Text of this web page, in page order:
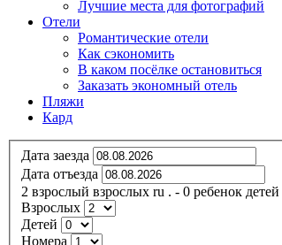
Лучшие места для фотографий
Отели
Романтические отели
Как сэкономить
В каком посёлке остановиться
Заказать экономный отель
Пляжи
Кард
Дата заезда
Дата отъезда
2 взрослый взрослых ru . - 0 ребенок детей
Взрослых
Детей
Номера